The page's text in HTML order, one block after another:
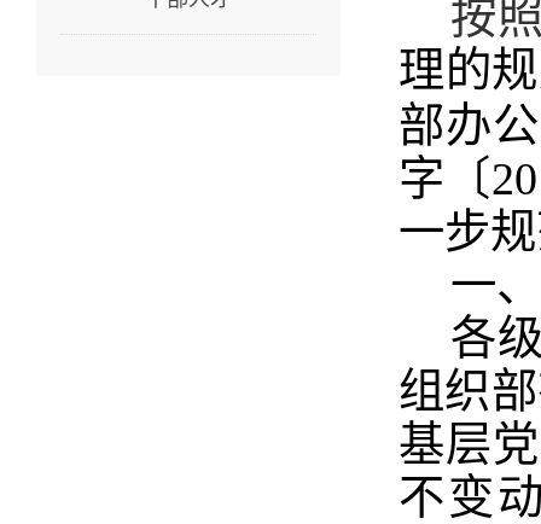
按
理的
部办
字〔
一步
一
各
组织
基层
不变